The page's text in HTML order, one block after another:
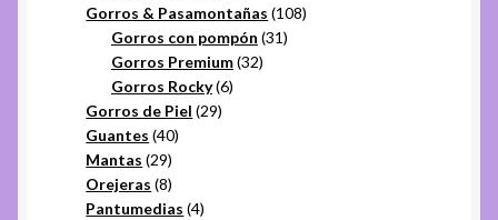
productos
Gorros & Pasamontañas 108108
Gorros con pompón 3131
Gorros Premium 3232
Gorros Rocky 66
Gorros de Piel 2929
Guantes 4040
Mantas 2929
productos
Orejeras 88
productos
Pantumedias 44